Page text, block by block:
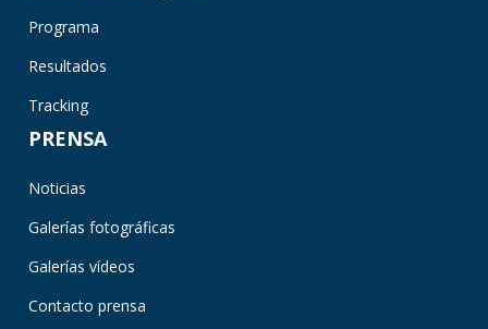
Programa
Resultados
Tracking
PRENSA
Noticias
Galerías fotográficas
Galerías vídeos
Contacto prensa